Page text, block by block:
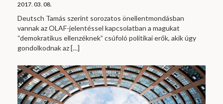
2017. 03. 08.
Deutsch Tamás szerint sorozatos önellentmondásban
vannak az OLAF-jelentéssel kapcsolatban a magukat
“demokratikus ellenzéknek” csúfoló politikai erők, akik úgy
gondolkodnak az[…]